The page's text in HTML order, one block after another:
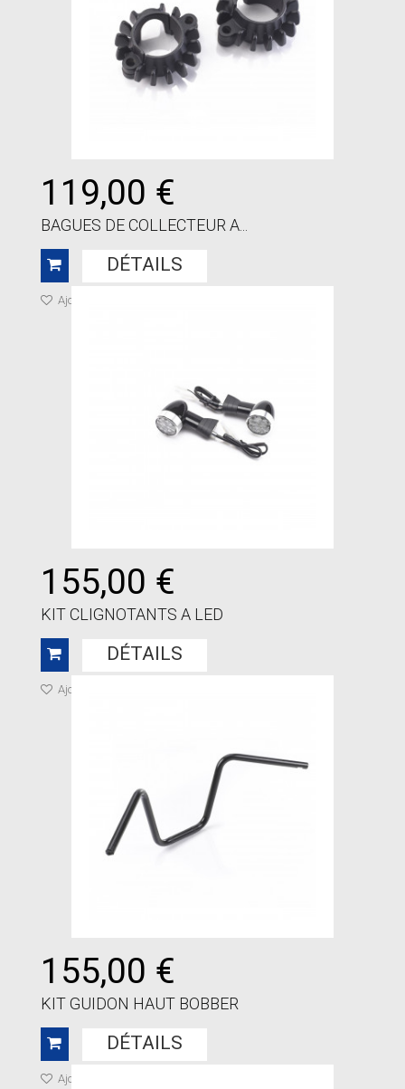
119,00 €
BAGUES DE COLLECTEUR A...
DÉTAILS
Ajouter à ma liste de cadeaux
155,00 €
KIT CLIGNOTANTS A LED
DÉTAILS
Ajouter à ma liste de cadeaux
155,00 €
KIT GUIDON HAUT BOBBER
DÉTAILS
Ajouter à ma liste de cadeaux